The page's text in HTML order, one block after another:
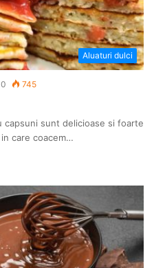
Aluaturi dulci
0 745
capsuni sunt delicioase si foarte
care coacem…